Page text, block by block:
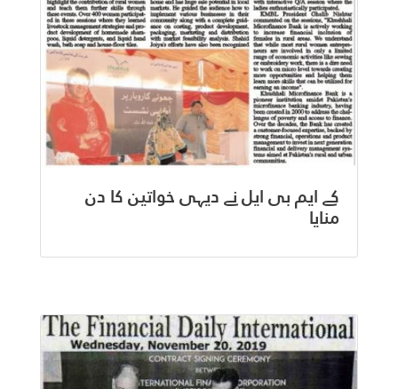
کے ایم بی ایل نے دیہی خواتین کا دن
منایا